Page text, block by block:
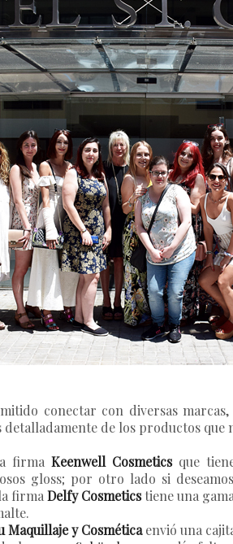
conectar con diversas
de los productos que
firmaKeenwell Cosmeticsque
gloss; por otro lado si
firmaDelfy Cosmeticstiene una
Maquillaje y Cosméticaenvió una